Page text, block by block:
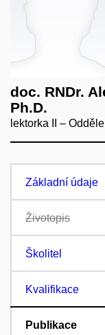
doc. RNDr.
Ph.D.
lektorka II –
Základní údaje
Životopis
Školitel
Kvalifikace
Publikace